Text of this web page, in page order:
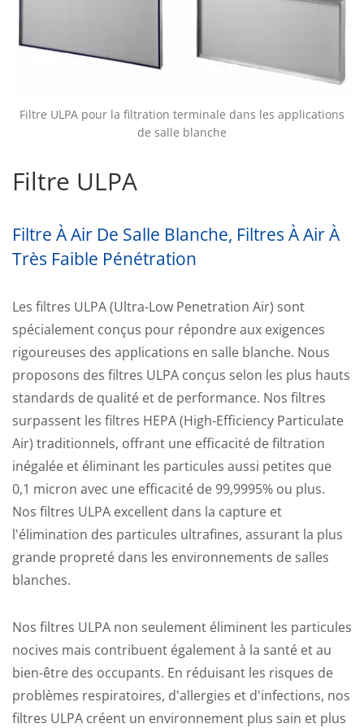
Filtre ULPA pour la filtration terminale dans les applications
de salle blanche
Filtre ULPA
Filtre À Air De Salle Blanche, Filtres À Air À
Très Faible Pénétration
Les filtres ULPA (Ultra-Low Penetration Air) sont
spécialement conçus pour répondre aux exigences
rigoureuses des applications en salle blanche. Nous
proposons des filtres ULPA conçus selon les plus hauts
standards de qualité et de performance. Nos filtres
surpassent les filtres HEPA (High-Efficiency Particulate
Air) traditionnels, offrant une efficacité de filtration
inégalée et éliminant les particules aussi petites que
0,1 micron avec une efficacité de 99,9995% ou plus.
Nos filtres ULPA excellent dans la capture et
l'élimination des particules ultrafines, assurant la plus
grande propreté dans les environnements de salles
blanches.
Nos filtres ULPA non seulement éliminent les particules
nocives mais contribuent également à la santé et au
bien-être des occupants. En réduisant les risques de
problèmes respiratoires, d'allergies et d'infections, nos
filtres ULPA créent un environnement plus sain et plus